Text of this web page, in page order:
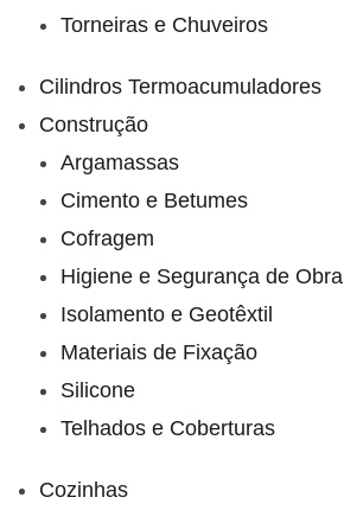
Torneiras e Chuveiros
Cilindros Termoacumuladores
Construção
Argamassas
Cimento e Betumes
Cofragem
Higiene e Segurança de Obra
Isolamento e Geotêxtil
Materiais de Fixação
Silicone
Telhados e Coberturas
Cozinhas